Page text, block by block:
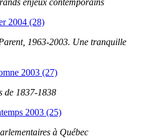
2004 (28)
1963-2003. Une tranquille
2003 (27)
de 1837-1838
2003 (25)
à Québec